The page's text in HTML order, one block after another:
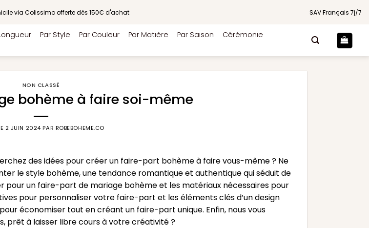
via Colissimo offerte dès 150€ d'achat SAV Français 7j/7
Par Style Par Couleur Par Matière Par Saison Cérémonie
NON CLASSÉ
bohème à faire soi-même
2 JUIN 2024 PAR ROBEBOHEME.CO
des idées pour créer un faire-part bohème à faire vous-même ? Ne
le style bohème, une tendance romantique et authentique qui séduit de
pour un faire-part de mariage bohème et les matériaux nécessaires pour
pour personnaliser votre faire-part et les éléments clés d’un design
économiser tout en créant un faire-part unique. Enfin, nous vous
prêt à laisser libre cours à votre créativité ?